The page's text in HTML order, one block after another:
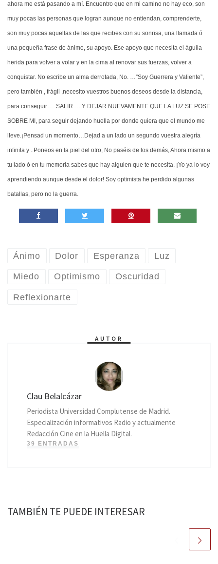
ahora me está pasando a mí. Encuentro que en mi camino no hay eco, son
muy pocas las personas que logran aunque no entiendan, comprenderte,
son muy pocas aquellas de las que recibes con su sonrisa, una llamada ó
una pequeña frase de ánimo, su apoyo. Ese apoyo que necesita el águila
herida para volver a volar y en la cima al renovar sus fuerzas, volver a
conquistar. No escribe un alma derrotada, No. …”Soy Guerrera y Valiente”,
pero también , frágil ,necesito vuestros buenos deseos desde la distancia,
para conseguir…..SALIR…..Y DEJAR NUEVAMENTE QUE LA LUZ SE POSE
SOBRE MI, para seguir dejando huella por donde quiera que el mundo me
lleve.¡Pensad un momento…Dejad a un lado un segundo vuestra alegría
infinita y ..Poneos en la piel del otro, No paséis de los demás, Ahora mismo a
tu lado ó en tu memoria sabes que hay alguien que te necesita. ¡Yo ya lo voy
aprendiendo aunque desde el dolor! Soy optimista he perdido algunas
batallas, pero no la guerra.
Ánimo Dolor Esperanza Luz
Miedo Optimismo Oscuridad
Reflexionarte
AUTOR
Clau Belalcázar
Periodista Universidad Complutense de Madrid.
Especialización informativos Radio y actualmente
Redacción Cine en la Huella Digital.
39 ENTRADAS
TAMBIÉN TE PUEDE INTERESAR